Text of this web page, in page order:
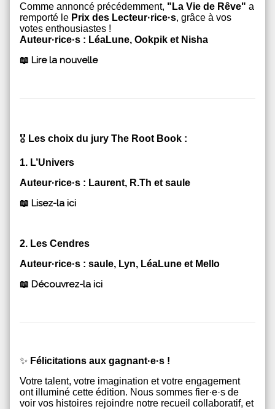
Comme annoncé précédemment, "La Vie de Rêve" a
remporté le Prix des Lecteur·rice·s, grâce à vos
votes enthousiastes !
Auteur·rice·s : LéaLune, Ookpik et Nisha
📖 Lire la nouvelle
🎖 Les choix du jury The Root Book :
1. L’Univers
Auteur·rice·s : Laurent, R.Th et saule
📖 Lisez-la ici
2. Les Cendres
Auteur·rice·s : saule, Lyn, LéaLune et Mello
📖 Découvrez-la ici
✨ Félicitations aux gagnant·e·s !
Votre talent, votre imagination et votre engagement
ont illuminé cette édition. Nous sommes fier·e·s de
voir vos histoires rejoindre notre recueil collaboratif, et